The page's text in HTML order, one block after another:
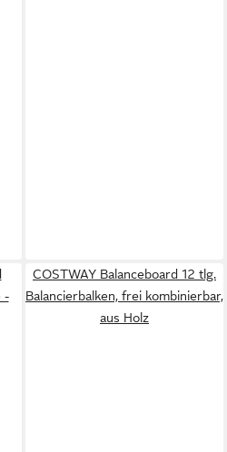
-
COSTWAY Balanceboard 12 tlg.
Balancierbalken, frei kombinierbar,
aus Holz